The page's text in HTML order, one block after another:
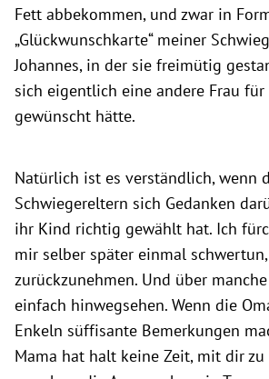
Fett abbekommen, und zwar in
„Glückwunschkarte“ meiner
Johannes, in der sie freimütig
sich eigentlich eine andere Frau
gewünscht hätte.
Natürlich ist es verständlich, wenn
Schwiegereltern sich Gedanken
ihr Kind richtig gewählt hat. Ich
mir selber später einmal
zurückzunehmen. Und über
einfach hinwegsehen. Wenn die
Enkeln süffisante Bemerkungen
Mama hat halt keine Zeit, mit dir zu